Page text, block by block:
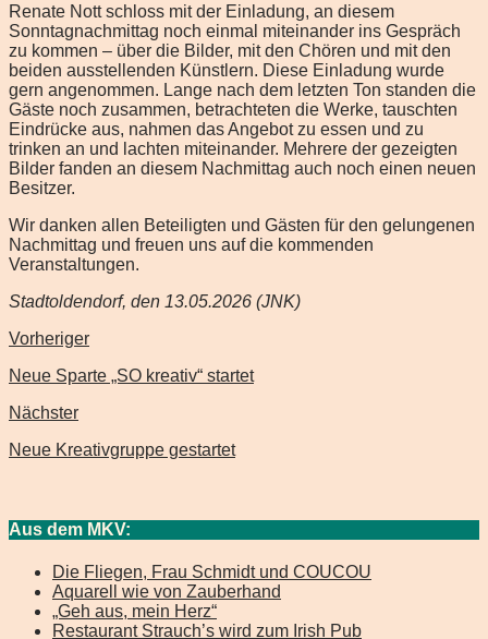
Renate Nott schloss mit der Einladung, an diesem
Sonntagnachmittag noch einmal miteinander ins Gespräch
zu kommen – über die Bilder, mit den Chören und mit den
beiden ausstellenden Künstlern. Diese Einladung wurde
gern angenommen. Lange nach dem letzten Ton standen die
Gäste noch zusammen, betrachteten die Werke, tauschten
Eindrücke aus, nahmen das Angebot zu essen und zu
trinken an und lachten miteinander. Mehrere der gezeigten
Bilder fanden an diesem Nachmittag auch noch einen neuen
Besitzer.
Wir danken allen Beteiligten und Gästen für den gelungenen
Nachmittag und freuen uns auf die kommenden
Veranstaltungen.
Stadtoldendorf, den 13.05.2026 (JNK)
Vorheriger
Neue Sparte „SO kreativ“ startet
Nächster
Neue Kreativgruppe gestartet
Aus dem MKV:
Die Fliegen, Frau Schmidt und COUCOU
Aquarell wie von Zauberhand
„Geh aus, mein Herz“
Restaurant Strauch’s wird zum Irish Pub